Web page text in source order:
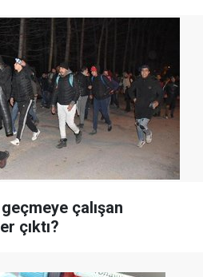
geçmeye çalışan
çıktı?